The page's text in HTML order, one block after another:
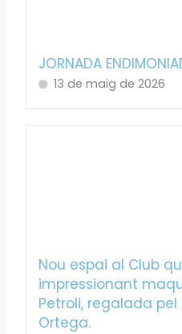
JORNADA
13 de maig de 2026
Nou espai al Club
impressionant
Petroli, regalada
Ortega.